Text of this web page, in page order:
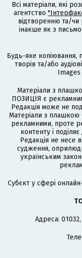
Всі матеріали, які
агентство
відтворенню та/
інакше як з
Будь-яке копіювання,
творів та/або
Images
Матеріали з
ПОЗИЦІЯ є
Редакція може не
Матеріали з
рекламними, проте
контенту і
Редакція не несе
судження,
українським
Cубєкт у сфері
Адреса: